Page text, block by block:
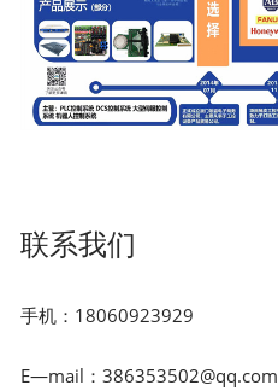
联系我们
手机：18060923929
E—mail：386353502@qq.com